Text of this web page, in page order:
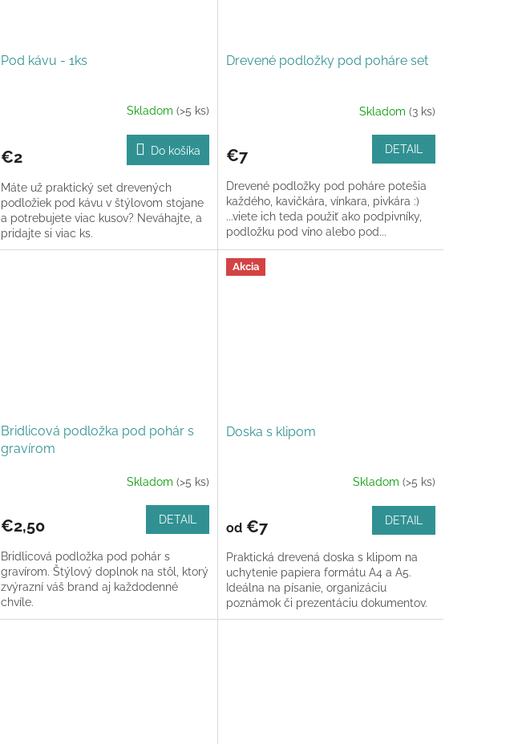
Pod kávu - 1ks
Skladom (>5 ks)
€2 Do košíka
Máte už praktický set drevených
podložiek pod kávu v štýlovom stojane
a potrebujete viac kusov? Neváhajte, a
pridajte si viac ks.
Drevené podložky pod poháre set
Skladom (3 ks)
€7 DETAIL
Drevené podložky pod poháre potešia
každého, kavičkára, vínkara, pivkára :)
...viete ich teda použiť ako podpivníky,
podložku pod víno alebo pod...
Bridlicová podložka pod pohár s
gravírom
Skladom (>5 ks)
€2,50 DETAIL
Bridlicová podložka pod pohár s
gravírom. Štýlový doplnok na stôl, ktorý
zvýrazní váš brand aj každodenné
chvíle.
Akcia
Doska s klipom
Skladom (>5 ks)
od€7 DETAIL
Praktická drevená doska s klipom na
uchytenie papiera formátu A4 a A5.
Ideálna na písanie, organizáciu
poznámok či prezentáciu dokumentov.
Možnosť...